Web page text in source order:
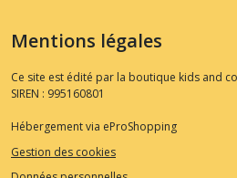
Mentions légales
Ce site est édité par la boutique kids and
SIREN : 995160801
Hébergement via eProShopping
Gestion des cookies